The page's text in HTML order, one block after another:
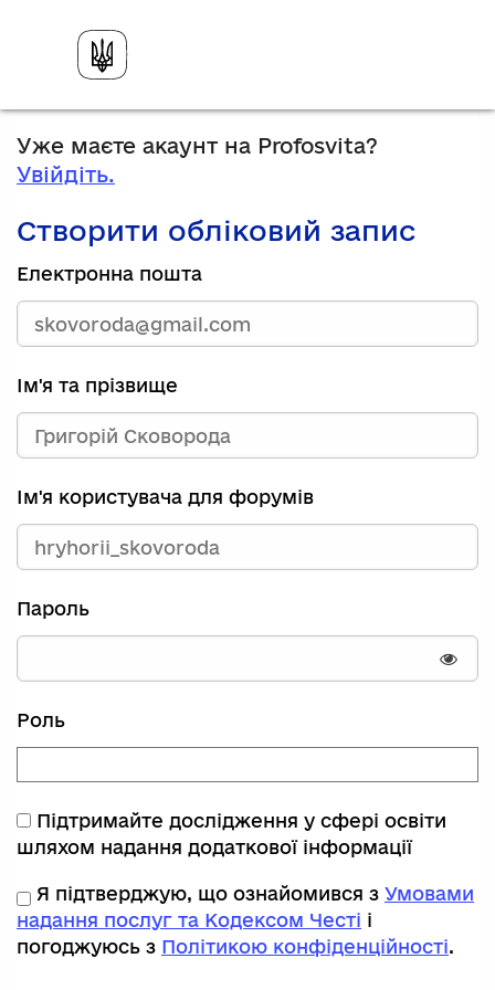
Уже маєте акаунт на Profosvita?
Увійдіть.
Створити обліковий запис
Електронна пошта
Ім'я та прізвище
Ім'я користувача для форумів
Пароль
Роль
Підтримайте дослідження у сфері освіти
шляхом надання додаткової інформації
Я підтверджую, що ознайомився з Умовами
надання послуг та Кодексом Честі і
погоджуюсь з Політикою конфіденційності.